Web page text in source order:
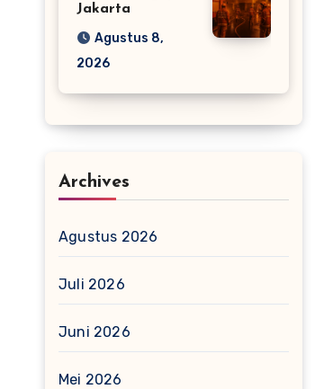
Jakarta
Agustus 8,
2026
Archives
Agustus 2026
Juli 2026
Juni 2026
Mei 2026